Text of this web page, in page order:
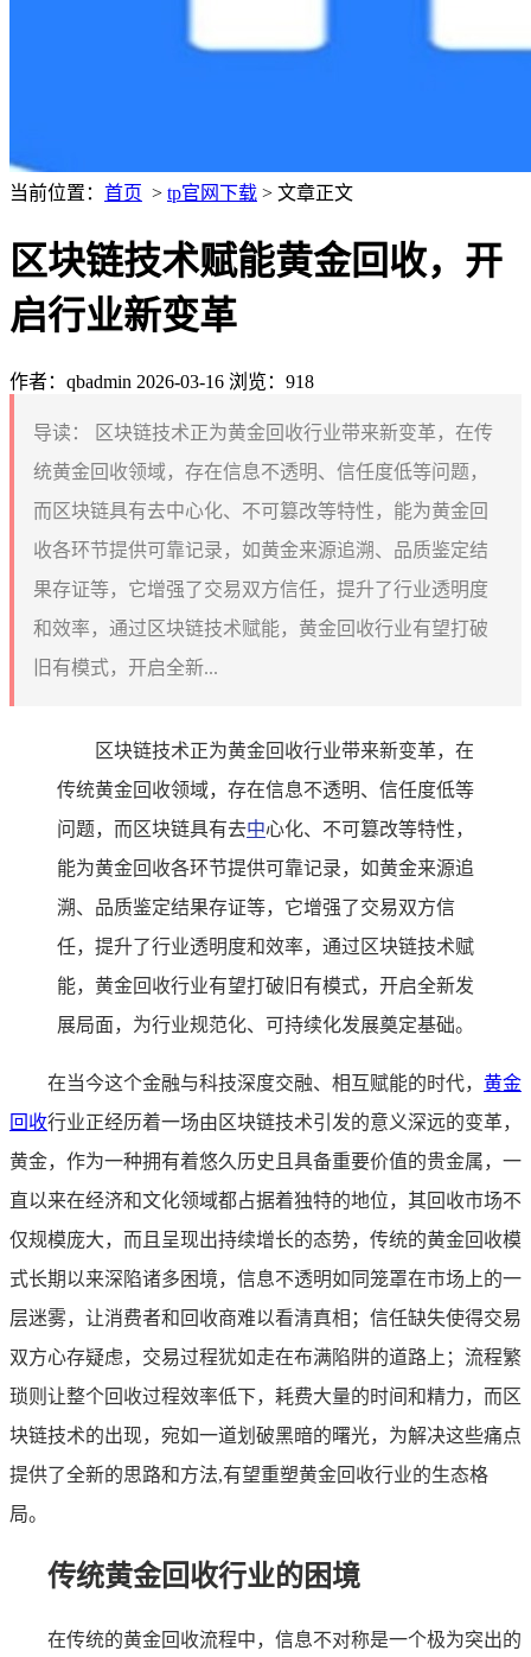
当前位置： 首页 > tp官网下载 > 文章正文
区块链技术赋能黄金回收，开
启行业新变革
作者：qbadmin 2026-03-16 浏览：918
导读：
区块链技术正为黄金回收行业带来新变革，在传
统黄金回收领域，存在信息不透明、信任度低等问题，
而区块链具有去中心化、不可篡改等特性，能为黄金回
收各环节提供可靠记录，如黄金来源追溯、品质鉴定结
果存证等，它增强了交易双方信任，提升了行业透明度
和效率，通过区块链技术赋能，黄金回收行业有望打破
旧有模式，开启全新...
区块链技术正为黄金回收行业带来新变革，在
传统黄金回收领域，存在信息不透明、信任度低等
问题，而区块链具有去中心化、不可篡改等特性，
能为黄金回收各环节提供可靠记录，如黄金来源追
溯、品质鉴定结果存证等，它增强了交易双方信
任，提升了行业透明度和效率，通过区块链技术赋
能，黄金回收行业有望打破旧有模式，开启全新发
展局面，为行业规范化、可持续化发展奠定基础。
在当今这个金融与科技深度交融、相互赋能的时代， 黄金
回收行业正经历着一场由区块链技术引发的意义深远的变革，
黄金，作为一种拥有着悠久历史且具备重要价值的贵金属，一
直以来在经济和文化领域都占据着独特的地位，其回收市场不
仅规模庞大，而且呈现出持续增长的态势，传统的黄金回收模
式长期以来深陷诸多困境，信息不透明如同笼罩在市场上的一
层迷雾，让消费者和回收商难以看清真相；信任缺失使得交易
双方心存疑虑，交易过程犹如走在布满陷阱的道路上；流程繁
琐则让整个回收过程效率低下，耗费大量的时间和精力，而区
块链技术的出现，宛如一道划破黑暗的曙光，为解决这些痛点
提供了全新的思路和方法,有望重塑黄金回收行业的生态格
局。
传统黄金回收行业的困境
在传统的黄金回收流程中，信息不对称是一个极为突出的